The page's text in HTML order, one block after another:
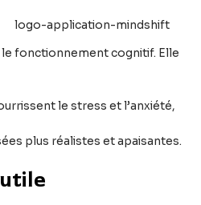
fonctionnement cognitif. Elle
le stress et l’anxiété,
plus réalistes et apaisantes.